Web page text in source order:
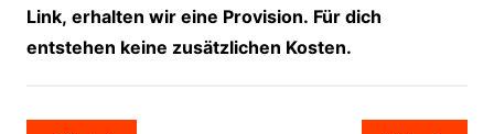
Link, erhalten wir eine Provision. Für dich
entstehen keine zusätzlichen Kosten.